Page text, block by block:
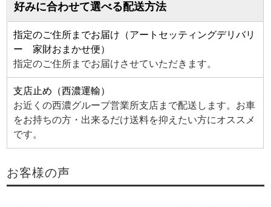
好みに合わせて選べる配送方法
指定のご住所までお届け（アートセッティングデリバリ
ー 家財おまかせ便）
指定のご住所までお届けさせていただきます。
支店止め（西濃運輸）
お近くの西濃グループ営業所支店まで配送します。お車
をお持ちの方・出来るだけ送料を抑えたい方にオススメ
です。
お客様の声